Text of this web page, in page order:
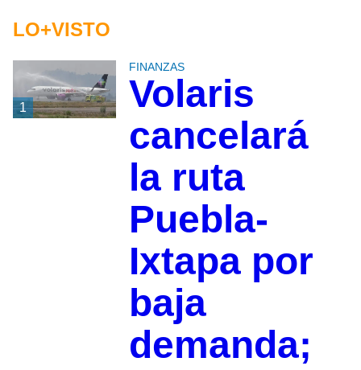
LO+VISTO
1
FINANZAS
Volaris
cancelará
la ruta
Puebla-
Ixtapa por
baja
demanda;